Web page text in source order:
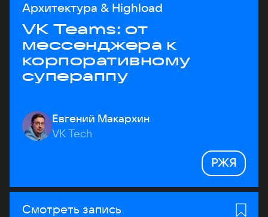
Архитектура & Highload
VK Teams: от
мессенджера к
корпоративному
супераппу
Евгений Макархин
VK Tech
РЖЯ
Смотреть запись